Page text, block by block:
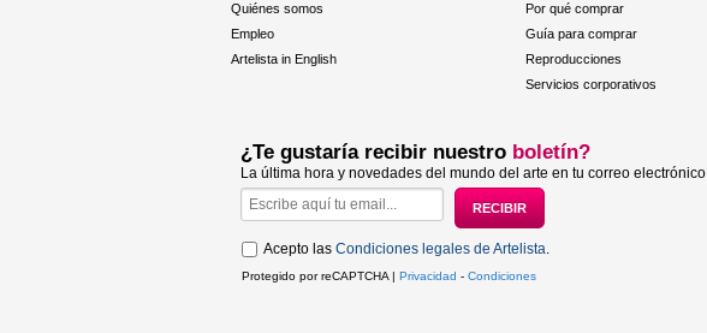
Quiénes somos
Empleo
Artelista in English
Por qué comprar
Guía para comprar
Reproducciones
Servicios corporativos
¿Te gustaría recibir nuestro boletín?
La última hora y novedades del mundo del arte en tu correo electrónico
Acepto las Condiciones legales de Artelista.
Protegido por reCAPTCHA | Privacidad - Condiciones